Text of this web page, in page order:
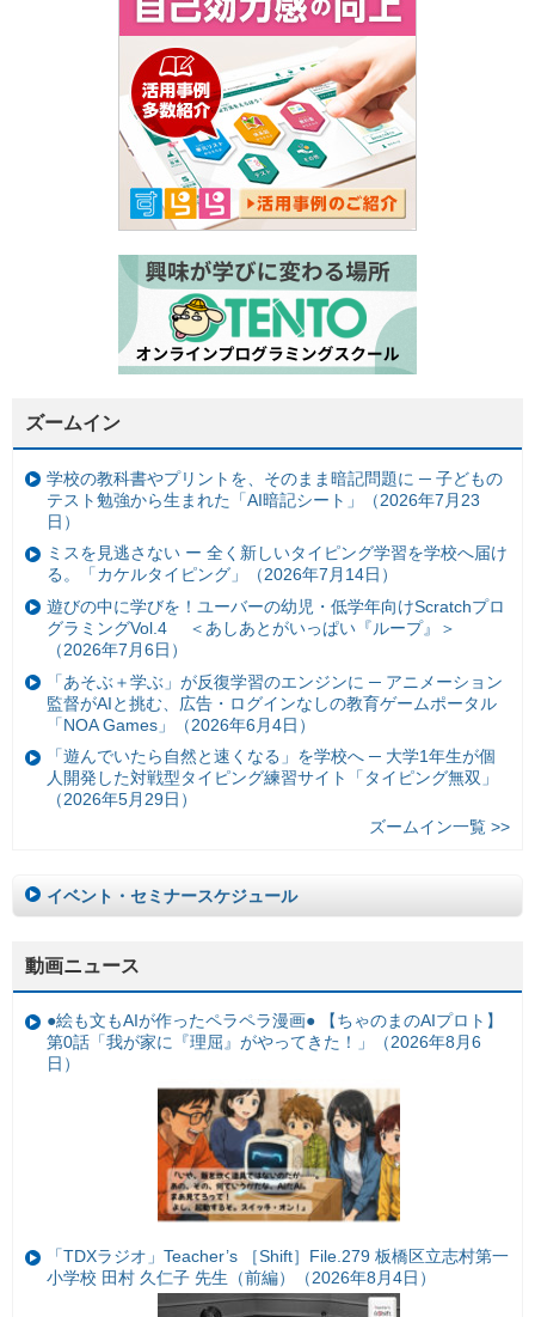
ズームイン
学校の教科書やプリントを、そのまま暗記問題に ─ 子どもの
テスト勉強から生まれた「AI暗記シート」（2026年7月23
日）
ミスを見逃さない ー 全く新しいタイピング学習を学校へ届け
る。「カケルタイピング」（2026年7月14日）
遊びの中に学びを！ユーバーの幼児・低学年向けScratchプロ
グラミングVol.4 ＜あしあとがいっぱい『ループ』＞
（2026年7月6日）
「あそぶ＋学ぶ」が反復学習のエンジンに ─ アニメーション
監督がAIと挑む、広告・ログインなしの教育ゲームポータル
「NOA Games」（2026年6月4日）
「遊んでいたら自然と速くなる」を学校へ ─ 大学1年生が個
人開発した対戦型タイピング練習サイト「タイピング無双」
（2026年5月29日）
ズームイン一覧 >>
イベント・セミナースケジュール
動画ニュース
●絵も文もAIが作ったペラペラ漫画● 【ちゃのまのAIプロト】
第0話「我が家に『理屈』がやってきた！」（2026年8月6
日）
「TDXラジオ」Teacher’s ［Shift］File.279 板橋区立志村第一
小学校 田村 久仁子 先生（前編）（2026年8月4日）